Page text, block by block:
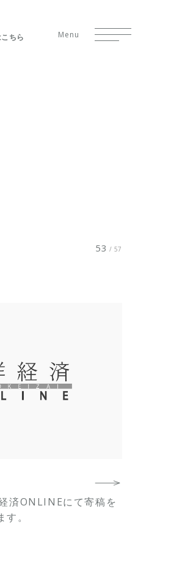
ちら Menu
53 / 57
済ONLINEにて寄稿を
。